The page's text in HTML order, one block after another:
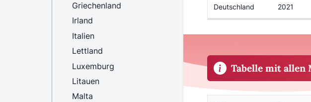
Deutschland 2021
Tabelle mit allen
Griechenland
Irland
Italien
Lettland
Luxemburg
Litauen
Malta